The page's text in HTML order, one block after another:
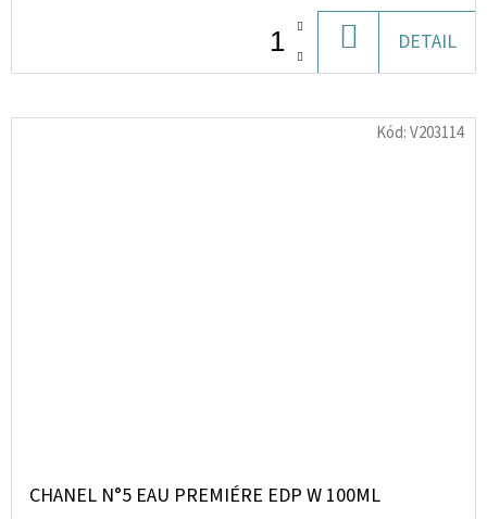
KOŠÍKU
DETAIL
CHANEL N°5 EAU PREMIÉRE EDP W 100ML
Kód:V203114